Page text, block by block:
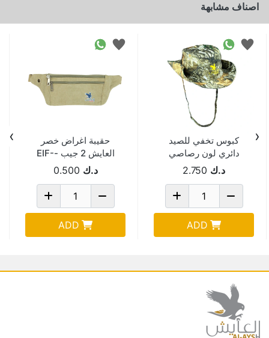
اصناف مشابهة
كبوس تخفي للصيد
دائري لون رصاصي
د.ك 2.750
ADD
حقيبة اغراض خصر
العايش 2 جيب -EIF-
19-97د.ك 0.500
ADD
‹
›